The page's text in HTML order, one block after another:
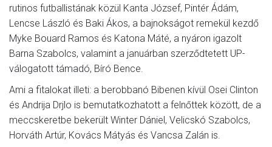
rutinos futballistának közül Kanta József, Pintér Ádám,
Lencse László és Baki Ákos, a bajnokságot remekül kezdő
Myke Bouard Ramos és Katona Máté, a nyáron igazolt
Barna Szabolcs, valamint a januárban szerződtetett UP-
válogatott támadó, Bíró Bence.
Ami a fitalokat illeti: a berobbanó Bibenen kívül Osei Clinton
és Andrija Drjlo is bemutatkozhatott a felnőttek között, de a
meccskeretbe bekerült Winter Dániel, Velicskó Szabolcs,
Horváth Artúr, Kovács Mátyás és Vancsa Zalán is.